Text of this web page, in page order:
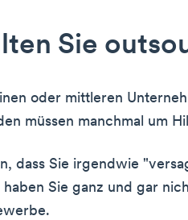
Sie
oder mittleren
müssen manchmal um
dass Sie irgendwie
Sie ganz und gar